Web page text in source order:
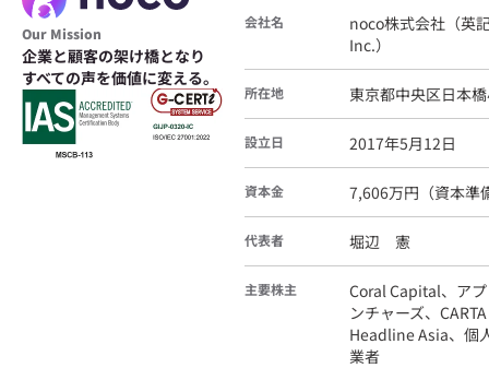
Our Mission
企業と顧客の架け橋となり
すべての声を価値に変える。
会社名
noco株式会社（英
Inc.）
所在地 東京都中央区日本
設立日 2017年5月12日
資本金 7,606万円（資本準
代表者 堀辺 憲
主要株主
Coral Capital、ア
ンチャーズ、
Headline Asia、個
業者